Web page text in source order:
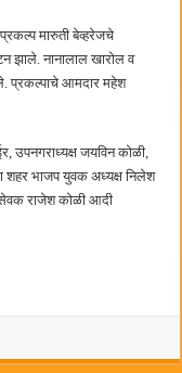
पगारवाढ
प्रकल्प मारुती बेव्हरेजचे
झाले. नानालाल खारोल व
प्रकल्पाचे आमदार महेश
उपनगराध्यक्ष जयविन कोळी,
भाजप युवक अध्यक्ष निलेश
राजेश कोळी आदी